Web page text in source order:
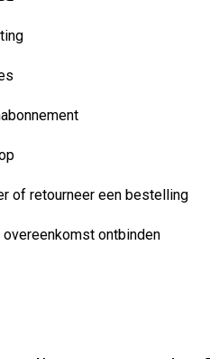
of retourneer een bestelling
overeenkomst ontbinden